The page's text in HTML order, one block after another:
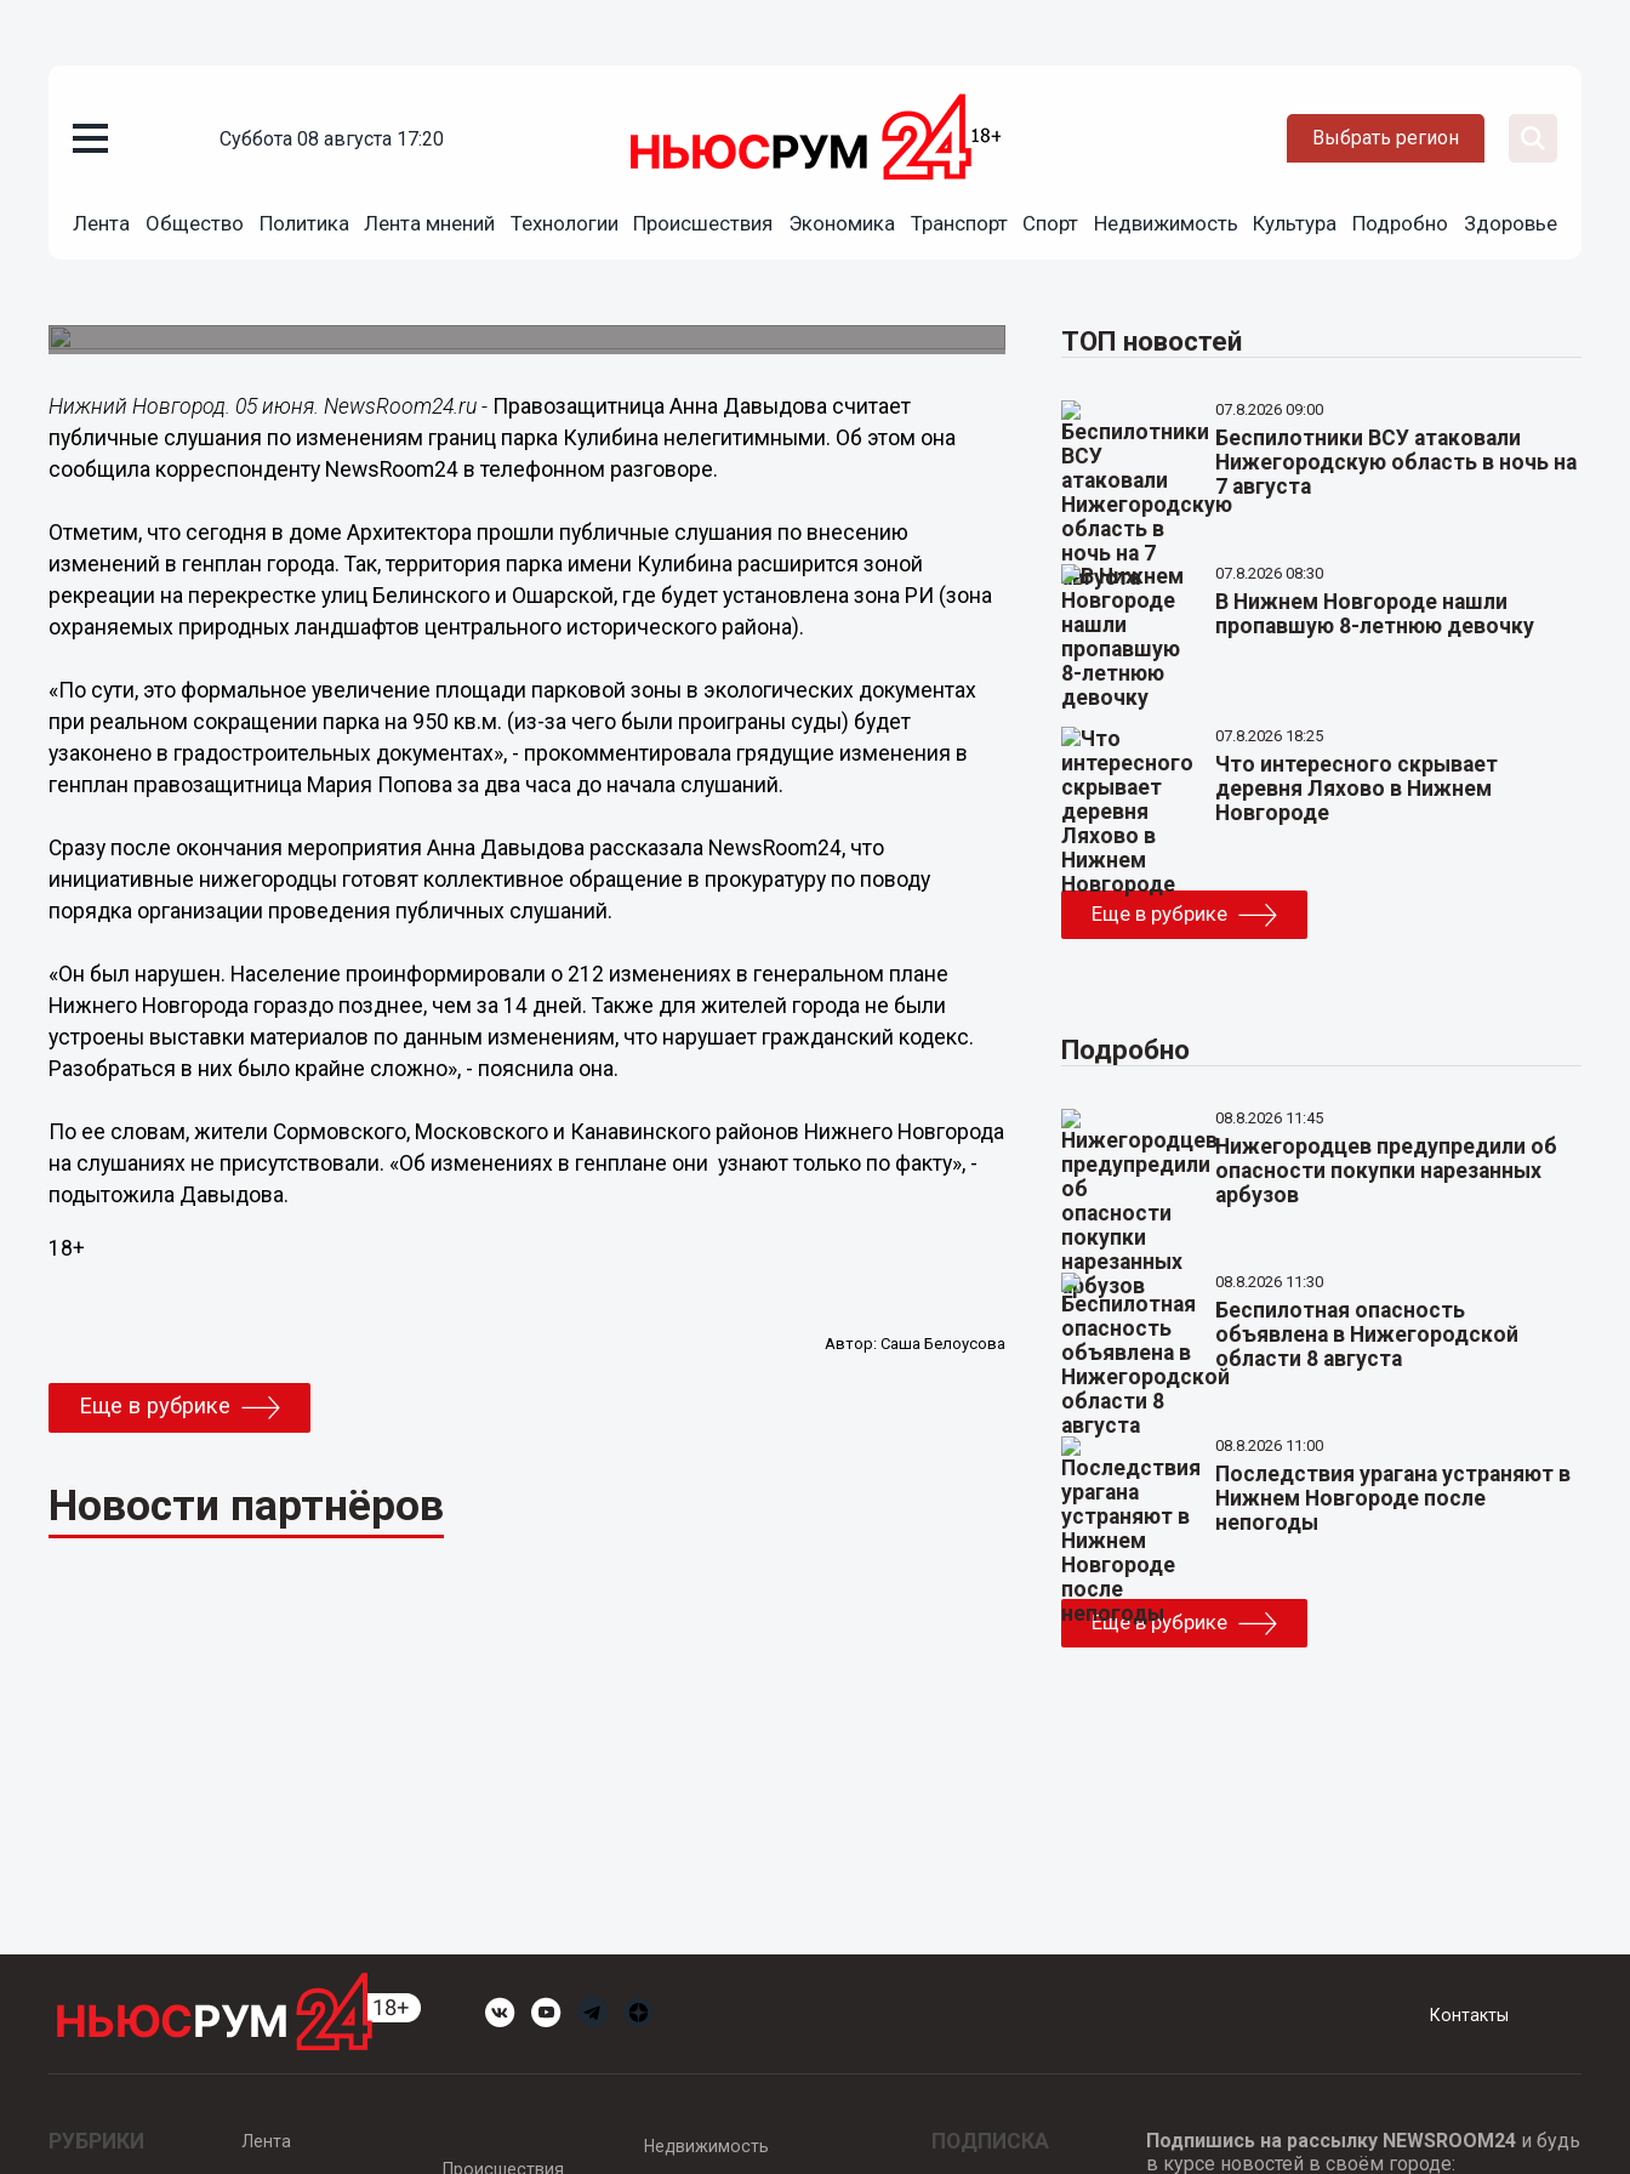
суббота 08 августа 17:20 Выбрать регион
Лента Общество Политика Лента мнений Технологии Происшествия Экономика Транспорт Спорт Недвижимость Культура Подробно Здоровье
05.06.2014 22:02
Правозащитница Анна Давыдова назвала публичные
слушания по изменениям границ парка Кулибина
Нижний Новгород. 05 июня. NewsRoom24.ru - Правозащитница Анна Давыдова считает
публичные слушания по изменениям границ парка Кулибина нелегитимными. Об этом она
сообщила корреспонденту NewsRoom24 в телефонном разговоре.
Отметим, что сегодня в доме Архитектора прошли публичные слушания по внесению
изменений в генплан города. Так, территория парка имени Кулибина расширится зоной
рекреации на перекрестке улиц Белинского и Ошарской, где будет установлена зона РИ (зона
охраняемых природных ландшафтов центрального исторического района).
«По сути, это формальное увеличение площади парковой зоны в экологических документах
при реальном сокращении парка на 950 кв.м. (из-за чего были проиграны суды) будет
узаконено в градостроительных документах», - прокомментировала грядущие изменения в
генплан правозащитница Мария Попова за два часа до начала слушаний.
Сразу после окончания мероприятия Анна Давыдова рассказала NewsRoom24, что
инициативные нижегородцы готовят коллективное обращение в прокуратуру по поводу
порядка организации проведения публичных слушаний.
«Он был нарушен. Население проинформировали о 212 изменениях в генеральном плане
Нижнего Новгорода гораздо позднее, чем за 14 дней. Также для жителей города не были
устроены выставки материалов по данным изменениям, что нарушает гражданский кодекс.
Разобраться в них было крайне сложно», - пояснила она.
По ее словам, жители Сормовского, Московского и Канавинского районов Нижнего Новгорода
на слушаниях не присутствовали. «Об изменениях в генплане они узнают только по факту», -
подытожила Давыдова.
18+
Автор: Саша Белоусова
Еще в рубрике
Новости партнёров
ТОП новостей
07.8.2026 09:00
Беспилотники ВСУ атаковали
Нижегородскую область в ночь на
7 августа
07.8.2026 08:30
В Нижнем Новгороде нашли
пропавшую 8-летнюю девочку
07.8.2026 18:25
Что интересного скрывает
деревня Ляхово в Нижнем
Новгороде
Еще в рубрике
Подробно
08.8.2026 11:45
Нижегородцев предупредили об
опасности покупки нарезанных
арбузов
08.8.2026 11:30
Беспилотная опасность
объявлена в Нижегородской
области 8 августа
08.8.2026 11:00
Последствия урагана устраняют в
Нижнем Новгороде после
непогоды
Еще в рубрике
Контакты
РУБРИКИ
Лента
Происшествия
Недвижимость ПОДПИСКА Подпишись на рассылку NEWSROOM24и будь
в курсе новостей в своём городе: